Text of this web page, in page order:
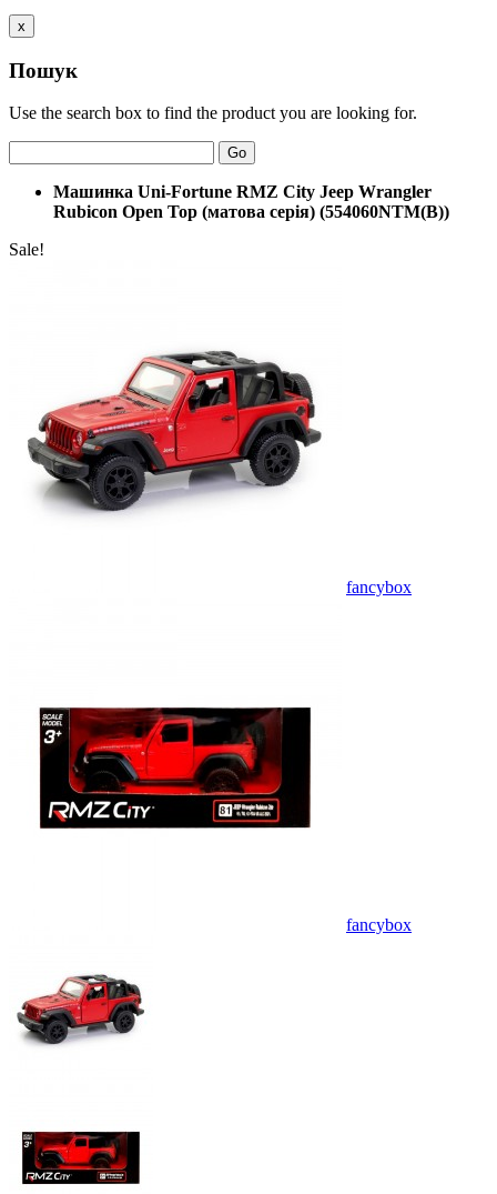
x
Пошук
Use the search box to find the product you are looking for.
Go
Машинка Uni-Fortune RMZ City Jeep Wrangler
Rubicon Open Top (матова серія) (554060NTM(B))
Sale!
fancybox
fancybox